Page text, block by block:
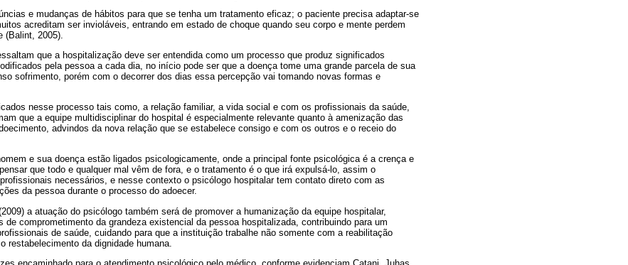
e mudanças de hábitos para que se tenha um tratamento eficaz; o paciente precisa adaptar-se
acreditam ser invioláveis, entrando em estado de choque quando seu corpo e mente perdem
(Balint, 2005).
que a hospitalização deve ser entendida como um processo que produz significados
pela pessoa a cada dia, no início pode ser que a doença tome uma grande parcela de sua
sofrimento, porém com o decorrer dos dias essa percepção vai tomando novas formas e
nesse processo tais como, a relação familiar, a vida social e com os profissionais da saúde,
que a equipe multidisciplinar do hospital é especialmente relevante quanto à amenização das
advindos da nova relação que se estabelece consigo e com os outros e o receio do
e sua doença estão ligados psicologicamente, onde a principal fonte psicológica é a crença e
que todo e qualquer mal vêm de fora, e o tratamento é o que irá expulsá-lo, assim o
necessários, e nesse contexto o psicólogo hospitalar tem contato direto com as
da pessoa durante o processo do adoecer.
a atuação do psicólogo também será de promover a humanização da equipe hospitalar,
de comprometimento da grandeza existencial da pessoa hospitalizada, contribuindo para um
de saúde, cuidando para que a instituição trabalhe não somente com a reabilitação
restabelecimento da dignidade humana.